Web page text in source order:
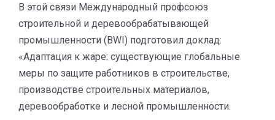
В этой связи Международный профсоюз
строительной и деревообрабатывающей
промышленности (BWI) подготовил доклад:
«Адаптация к жаре: существующие глобальные
меры по защите работников в строительстве,
производстве строительных материалов,
деревообработке и лесной промышленности.